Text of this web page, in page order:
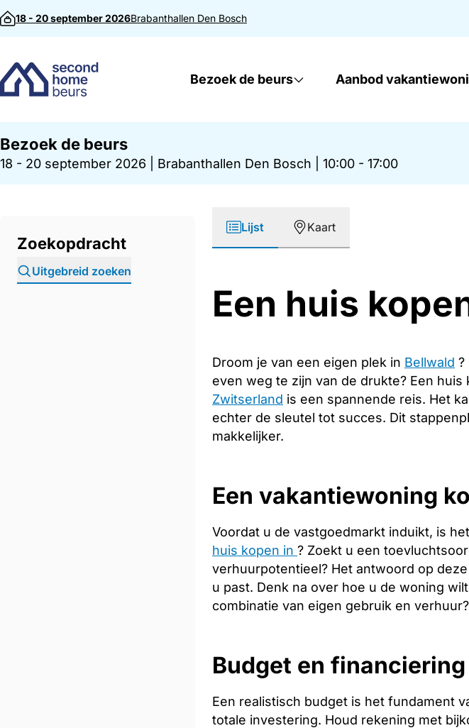
Direct naar inhoud
18 - 20 september 2026Brabanthallen Den Bosch
Bezoek de beurs Aanbod
Bezoek de beurs
18 - 20 september 2026 Brabanthallen Den Bosch 10:00 - 17:00
Zoekopdracht
Uitgebreid zoeken
Lijst Kaart
Een huis
Droom je van een eigen plek in Bellwald ?
even weg te zijn van de drukte? Een
Zwitserland is een spannende reis. Het
echter de sleutel tot succes. Dit
makkelijker.
Een vakantiewoning
Voordat u de vastgoedmarkt induikt, is
huis kopen in ? Zoekt u een
verhuurpotentieel? Het antwoord op
u past. Denk na over hoe u de woning
combinatie van eigen gebruik en
Budget en
Een realistisch budget is het fundament
totale investering. Houd rekening met